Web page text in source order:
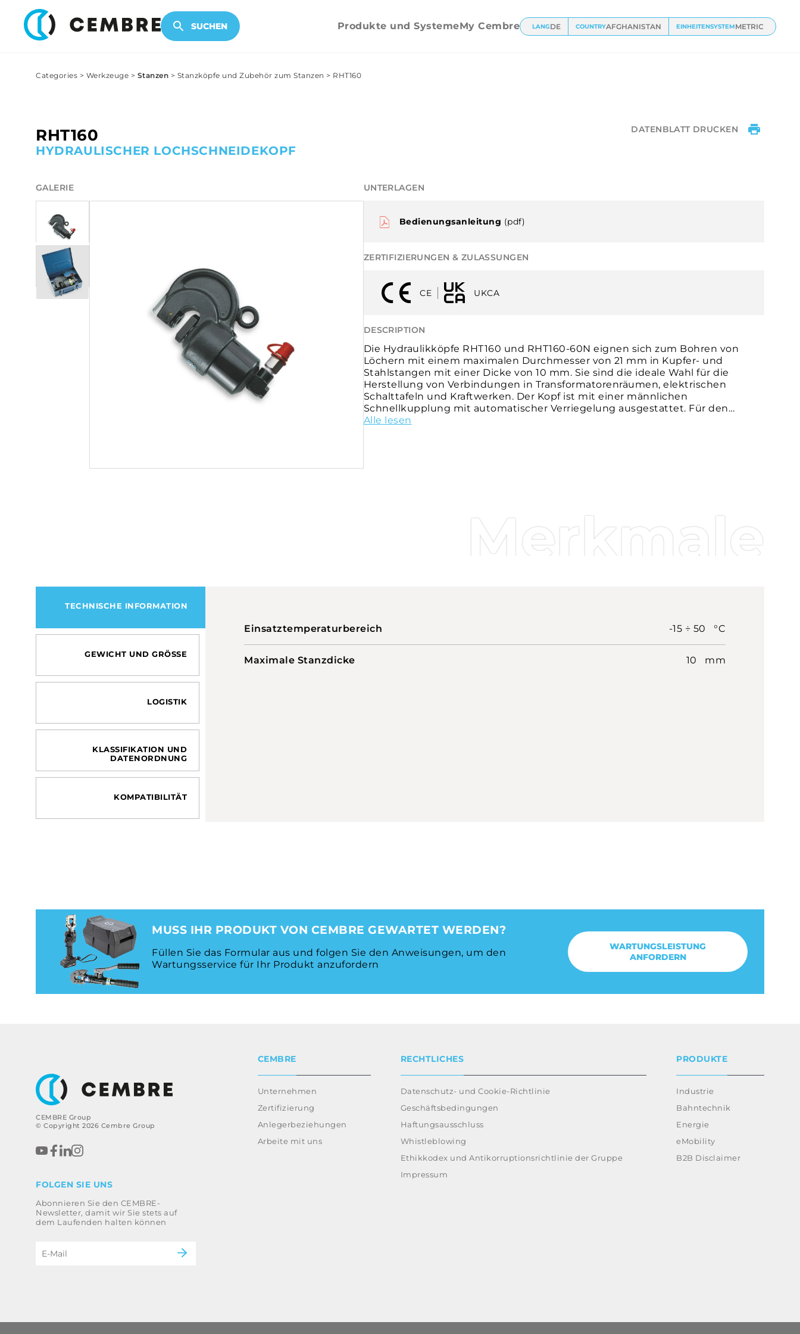
SUCHEN Produkte und SystemeMy Cembre LANGDE COUNTRYAFGHANISTAN EINHEITENSYSTEMMETRIC
Dies
ELEKTRONISCHE PRODUKTE
Categories > Werkzeuge > Stanzen > Stanzköpfe und Zubehör zum Stanzen > RHT160
RHT160
HYDRAULISCHER LOCHSCHNEIDEKOPF
DATENBLATT DRUCKEN
GALERIE UNTERLAGEN
Bedienungsanleitung (pdf)
ZERTIFIZIERUNGEN & ZULASSUNGEN
CE UKCA
DESCRIPTION
Die Hydraulikköpfe RHT160 und RHT160-60N eignen sich zum Bohren von
Löchern mit einem maximalen Durchmesser von 21 mm in Kupfer- und
Stahlstangen mit einer Dicke von 10 mm. Sie sind die ideale Wahl für die
Herstellung von Verbindungen in Transformatorenräumen, elektrischen
Schalttafeln und Kraftwerken. Der Kopf ist mit einer männlichen
Schnellkupplung mit automatischer Verriegelung ausgestattet. Für den
Betrieb ist die Kombination mit einer Hydraulikpumpe mit einem maximalen
Alle lesen
Merkmale
TECHNISCHE INFORMATION
GEWICHT UND GRÖSSE
LOGISTIK
KLASSIFIKATION UND
DATENORDNUNG
KOMPATIBILITÄT
Einsatztemperaturbereich -15 ÷ 50 °C
Maximale Stanzdicke 10 mm
MUSS IHR PRODUKT VON CEMBRE GEWARTET WERDEN?
Füllen Sie das Formular aus und folgen Sie den Anweisungen, um den
Wartungsservice für Ihr Produkt anzufordern
WARTUNGSLEISTUNG
ANFORDERN
CEMBRE Group
© Copyright 2026 Cembre Group
CEMBRE
Unternehmen
Zertifizierung
Anlegerbeziehungen
Arbeite mit uns
RECHTLICHES
Datenschutz- und Cookie-Richtlinie
Geschäftsbedingungen
Haftungsausschluss
Whistleblowing
Ethikkodex und Antikorruptionsrichtlinie der Gruppe
Impressum
PRODUKTE
Industrie
Bahntechnik
Energie
eMobility
B2B Disclaimer
FOLGEN SIE UNS
Abonnieren Sie den CEMBRE-
Newsletter, damit wir Sie stets auf
dem Laufenden halten können